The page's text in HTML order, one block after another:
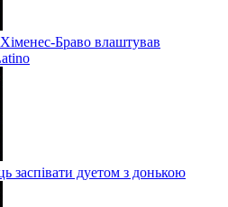
Браво влаштував
заспівати дуетом з донькою